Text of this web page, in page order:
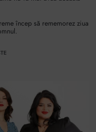
încep să rememorez ziua